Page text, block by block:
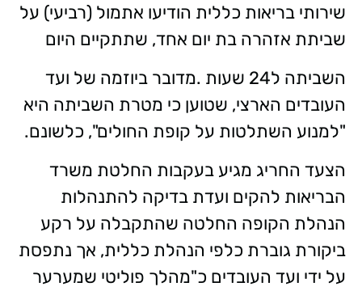
שירותי בריאות כללית הודיעו אתמול (רביעי) על
שביתת אזהרה בת יום אחד, שתתקיים היום
השביתה ל24 שעות .מדובר ביוזמה של ועד
העובדים הארצי, שטוען כי מטרת השביתה היא
"למנוע השתלטות על קופת החולים", כלשונם.
הצעד החריג מגיע בעקבות החלטת משרד
הבריאות להקים ועדת בדיקה להתנהלות
הנהלת הקופה החלטה שהתקבלה על רקע
ביקורת גוברת כלפי הנהלת כללית, אך נתפסת
על ידי ועד העובדים כ"מהלך פוליטי שמערער